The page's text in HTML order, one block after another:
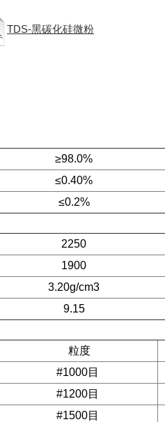
TDS-黑碳化硅微粉
≥98.0%
≤0.40%
≤0.2%
2250
1900
3.20g/cm3
9.15
粒度
#1000目
#1200目
#1500目